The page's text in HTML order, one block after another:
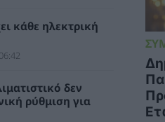
στη
Αλεξανδρούπολης
- 10:32
σταματούν την
λόγω
ενέργειας
κάθε ηλεκτρική
δεν
ρύθμιση για